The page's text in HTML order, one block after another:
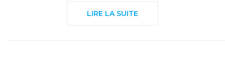
LIRE LA SUITE